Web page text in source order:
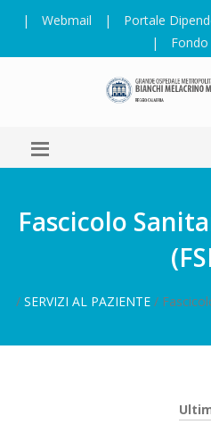
| Webmail | Portale
|
Fascicolo
/ SERVIZI AL PAZIENTE /